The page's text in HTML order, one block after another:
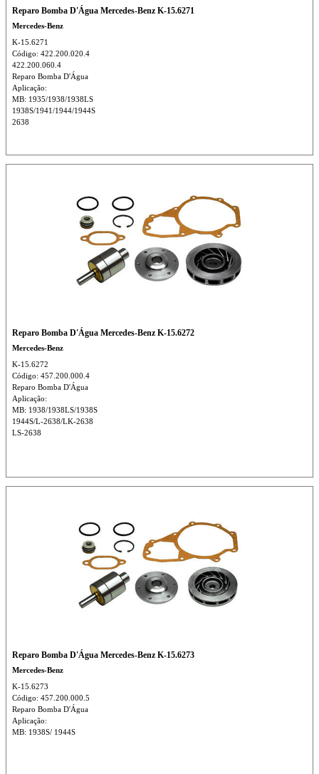
Reparo Bomba D'Água Mercedes-Benz K-15.6271
Mercedes-Benz
K-15.6271
Código: 422.200.020.4
422.200.060.4
Reparo Bomba D'Água
Aplicação:
MB: 1935/1938/1938LS
1938S/1941/1944/1944S
2638
Reparo Bomba D'Água Mercedes-Benz K-15.6272
Mercedes-Benz
K-15.6272
Código: 457.200.000.4
Reparo Bomba D'Água
Aplicação:
MB: 1938/1938LS/1938S
1944S/L-2638/LK-2638
LS-2638
Reparo Bomba D'Água Mercedes-Benz K-15.6273
Mercedes-Benz
K-15.6273
Código: 457.200.000.5
Reparo Bomba D'Água
Aplicação:
MB: 1938S/ 1944S